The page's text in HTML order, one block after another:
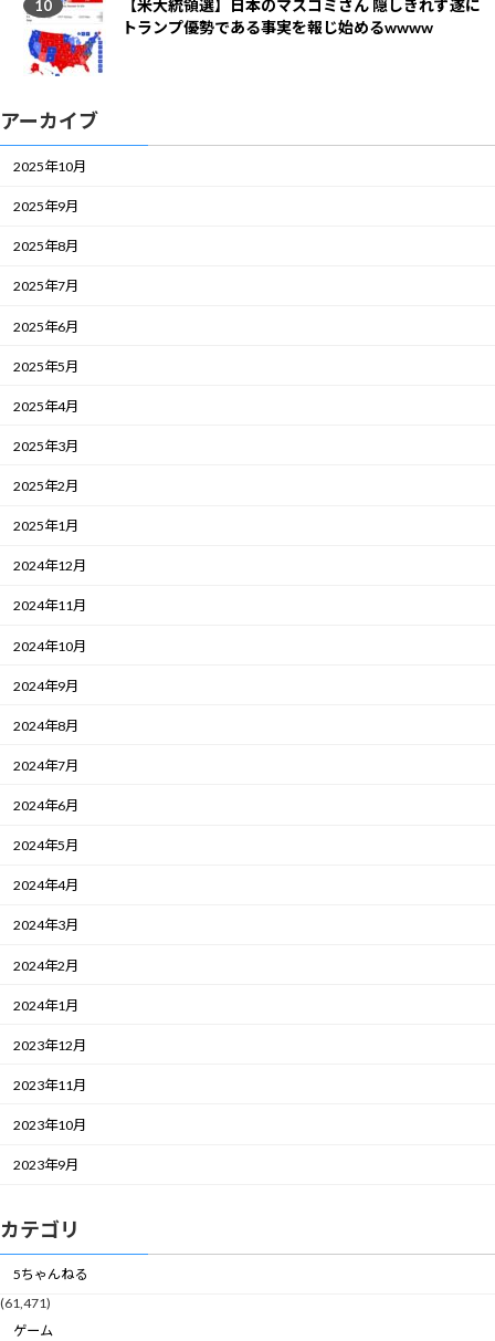
【米大統領選】日本のマスコミさん 隠しきれず遂に
トランプ優勢である事実を報じ始めるwwww
アーカイブ
2025年10月
2025年9月
2025年8月
2025年7月
2025年6月
2025年5月
2025年4月
2025年3月
2025年2月
2025年1月
2024年12月
2024年11月
2024年10月
2024年9月
2024年8月
2024年7月
2024年6月
2024年5月
2024年4月
2024年3月
2024年2月
2024年1月
2023年12月
2023年11月
2023年10月
2023年9月
カテゴリ
5ちゃんねる
(61,471)
ゲーム